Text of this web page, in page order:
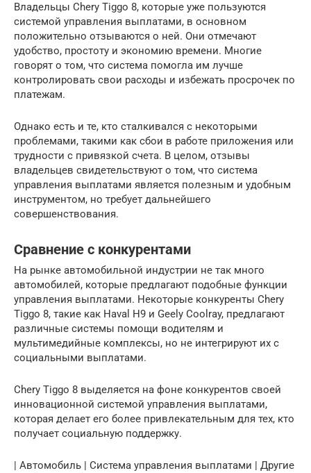
Владельцы Chery Tiggo 8, которые уже пользуются
системой управления выплатами, в основном
положительно отзываются о ней. Они отмечают
удобство, простоту и экономию времени. Многие
говорят о том, что система помогла им лучше
контролировать свои расходы и избежать просрочек по
платежам.
Однако есть и те, кто сталкивался с некоторыми
проблемами, такими как сбои в работе приложения или
трудности с привязкой счета. В целом, отзывы
владельцев свидетельствуют о том, что система
управления выплатами является полезным и удобным
инструментом, но требует дальнейшего
совершенствования.
Сравнение с конкурентами
На рынке автомобильной индустрии не так много
автомобилей, которые предлагают подобные функции
управления выплатами. Некоторые конкуренты Chery
Tiggo 8, такие как Haval H9 и Geely Coolray, предлагают
различные системы помощи водителям и
мультимедийные комплексы, но не интегрируют их с
социальными выплатами.
Chery Tiggo 8 выделяется на фоне конкурентов своей
инновационной системой управления выплатами,
которая делает его более привлекательным для тех, кто
получает социальную поддержку.
| Автомобиль | Система управления выплатами | Другие